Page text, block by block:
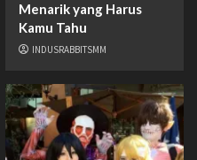
Menarik yang Harus
Kamu Tahu
INDUSRABBITSMM